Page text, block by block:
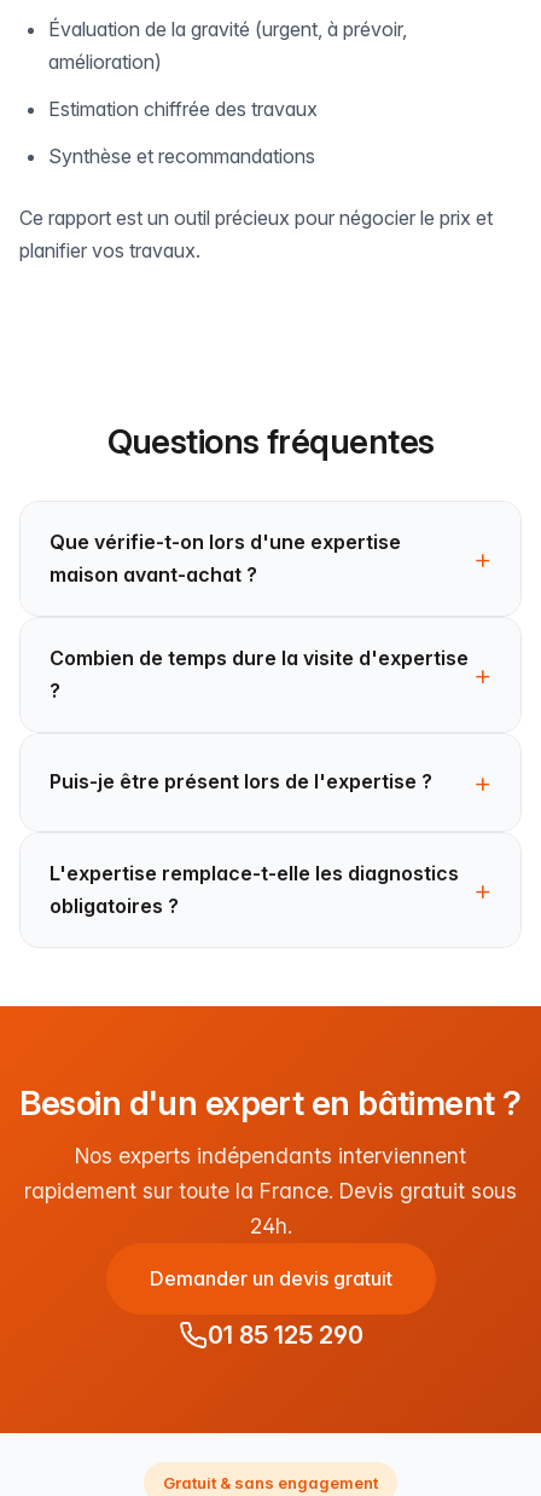
Évaluation de la gravité (urgent, à prévoir,
amélioration)
Estimation chiffrée des travaux
Synthèse et recommandations
Ce rapport est un outil précieux pour négocier le prix et
planifier vos travaux.
Questions fréquentes
Que vérifie-t-on lors d'une expertise
maison avant-achat ?
Combien de temps dure la visite d'expertise
?
Puis-je être présent lors de l'expertise ?
L'expertise remplace-t-elle les diagnostics
obligatoires ?
Besoin d'un expert en bâtiment ?
Nos experts indépendants interviennent
rapidement sur toute la France. Devis gratuit sous
24h.
Demander un devis gratuit
01 85 125 290
Gratuit & sans engagement